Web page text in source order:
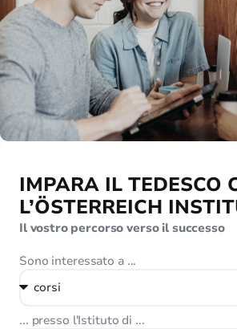
IMPARA IL TEDESCO
L’ÖSTERREICH
Il vostro percorso verso il successo
Sono interessato a ...
... presso l'Istituto di ...